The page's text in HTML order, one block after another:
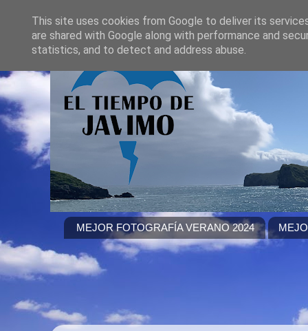
MEJOR FOTOGRAFÍA VERANO 2024
This site uses cookies from Google to deliver its
are shared with Google along with performance and
statistics, and to detect and address abuse.